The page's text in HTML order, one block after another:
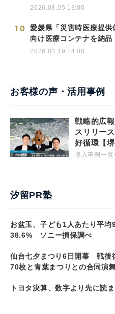
2026.08.05 13:00
10
愛媛県「災害時医療提供
向け医療コンテナを納品
2026.03.19 14:00
お客様の声・活用事例
戦略的広
スリリー
好循環【堺
導入事例一覧
汐留PR塾
お盆玉、子ども1人あたり平
38.6% ソニー損保調べ
仙台七夕まつり6日開幕 戦後
70枚と青葉まつりとの合同演
トヨタ決算、数字より先に読